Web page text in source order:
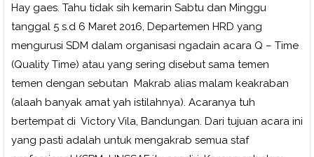
Hay gaes. Tahu tidak sih kemarin Sabtu dan Minggu
tanggal 5 s.d 6 Maret 2016, Departemen HRD yang
mengurusi SDM dalam organisasi ngadain acara Q – Time
(Quality Time) atau yang sering disebut sama temen
temen dengan sebutan Makrab alias malam keakraban
(alaah banyak amat yah istilahnya). Acaranya tuh
bertempat di Victory Vila, Bandungan. Dari tujuan acara ini
yang pasti adalah untuk mengakrab semua staf